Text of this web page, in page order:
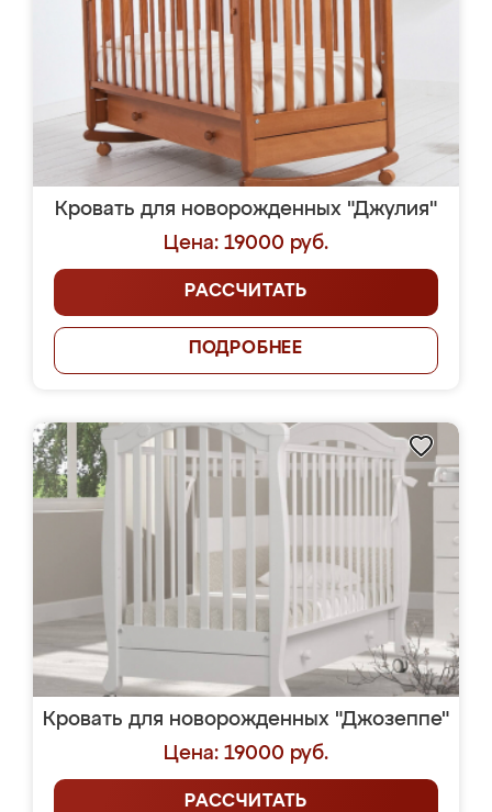
Кровать для новорожденных "Джулия"
Цена: 19000 руб.
РАССЧИТАТЬ
ПОДРОБНЕЕ
Кровать для новорожденных "Джозеппе"
Цена: 19000 руб.
РАССЧИТАТЬ